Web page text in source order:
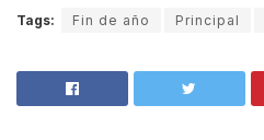
Tags: Fin de año Principal